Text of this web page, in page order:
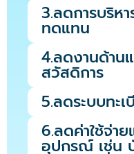
3.ลดการบริหา
ทดแทน
4.ลดงานด้าน
สวัสดิการ
5.ลดระบบทะ
6.ลดค่าใช้จ่า
อุปกรณ์ เช่น